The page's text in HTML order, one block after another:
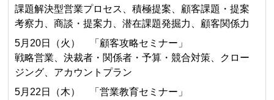
課題解決型営業プロセス、積極提案、顧客課題・提案
考察力、商談・提案力、潜在課題発掘力、顧客関係力
5月20日（火） 「顧客攻略セミナー」
戦略営業、決裁者・関係者・予算・競合対策、クロー
ジング、アカウントプラン
5月22日（木） 「営業教育セミナー」